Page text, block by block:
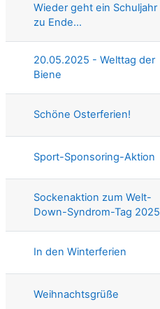
Wieder geht ein Schuljahr
zu Ende...
20.05.2025 - Welttag der
Biene
Schöne Osterferien!
Sport-Sponsoring-Aktion
Sockenaktion zum Welt-
Down-Syndrom-Tag 2025
In den Winterferien
Weihnachtsgrüße